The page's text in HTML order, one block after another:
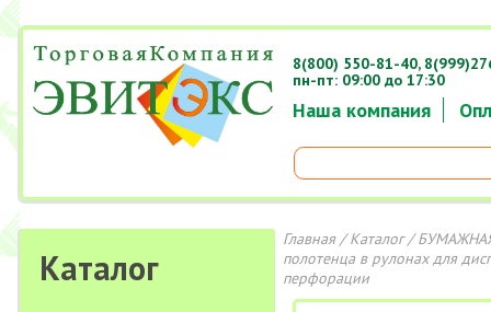
Наша компания
8(800) 550-81-40,
пн-пт: 09:00 до 17:30
Каталог
Главная/Каталог/
полотенца в рулонах для
перфорации